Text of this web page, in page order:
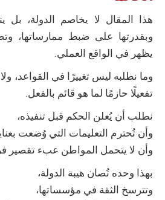
هذا المقال لا يخاصم الدولة، بل
وبقدرتها على ضبط ممارساتها،
يظهر في الواقع العملي.
وما نطلبه ليس تغييرًا في القواعد،
تفعيلًا حازمًا لما هو قائم بالفعل.
نطلب أن يُعلن الحكم قبل تنفيذه،
وأن تُحترم التعليمات التي وُضعت
وأن لا يتحمل المواطن عبء تقصير
بهذا وحده تُصان هيبة الدولة،
وتترسخ الثقة في مؤسساتها،